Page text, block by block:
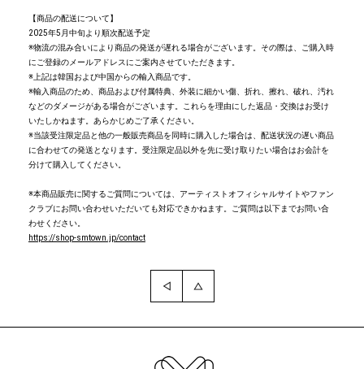
【商品の配送について】
2025年5月中旬より順次配送予定
※物流の混み合いにより商品の発送が遅れる場合がございます。その際は、ご購入時
にご登録のメールアドレスにご案内させていただきます。
※上記は韓国および中国からの輸入商品です。
※輸入商品のため、商品および付属特典、外装に細かい傷、折れ、擦れ、破れ、汚れ
などのダメージがある場合がございます。これらを理由にした返品・交換はお受け
いたしかねます。あらかじめご了承ください。
※当該受注限定品と他の一般販売商品を同時に購入した場合は、配送状況の遅い商品
に合わせての発送となります。受注限定品以外を先に受け取りたい場合はお会計を
分けて購入してください。
※本商品販売に関するご質問については、アーティストオフィシャルサイトやファン
クラブにお問い合わせいただいても対応できかねます。ご質問は以下までお問い合
わせください。
https://shop-smtown.jp/contact